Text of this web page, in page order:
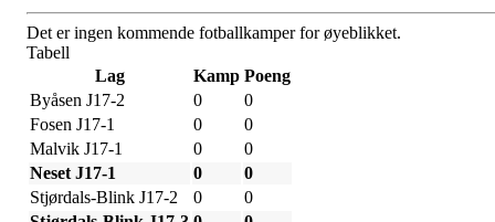
Det er ingen kommende fotballkamper for øyeblikket.
Tabell
Lag
Kamp Poeng
Byåsen J17-2
0
0
Fosen J17-1
0
0
Malvik J17-1
0
0
Neset J17-1
0
0
Stjørdals-Blink J17-2
0
0